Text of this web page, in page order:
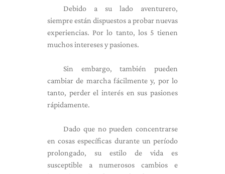
Debido a su lado aventurero,
siempre están dispuestos a probar nuevas
experiencias. Por lo tanto, los 5 tienen
muchos intereses y pasiones.
Sin embargo, también pueden
cambiar de marcha fácilmente y, por lo
tanto, perder el interés en sus pasiones
rápidamente.
Dado que no pueden concentrarse
en cosas específicas durante un período
prolongado, su estilo de vida es
susceptible a numerosos cambios e